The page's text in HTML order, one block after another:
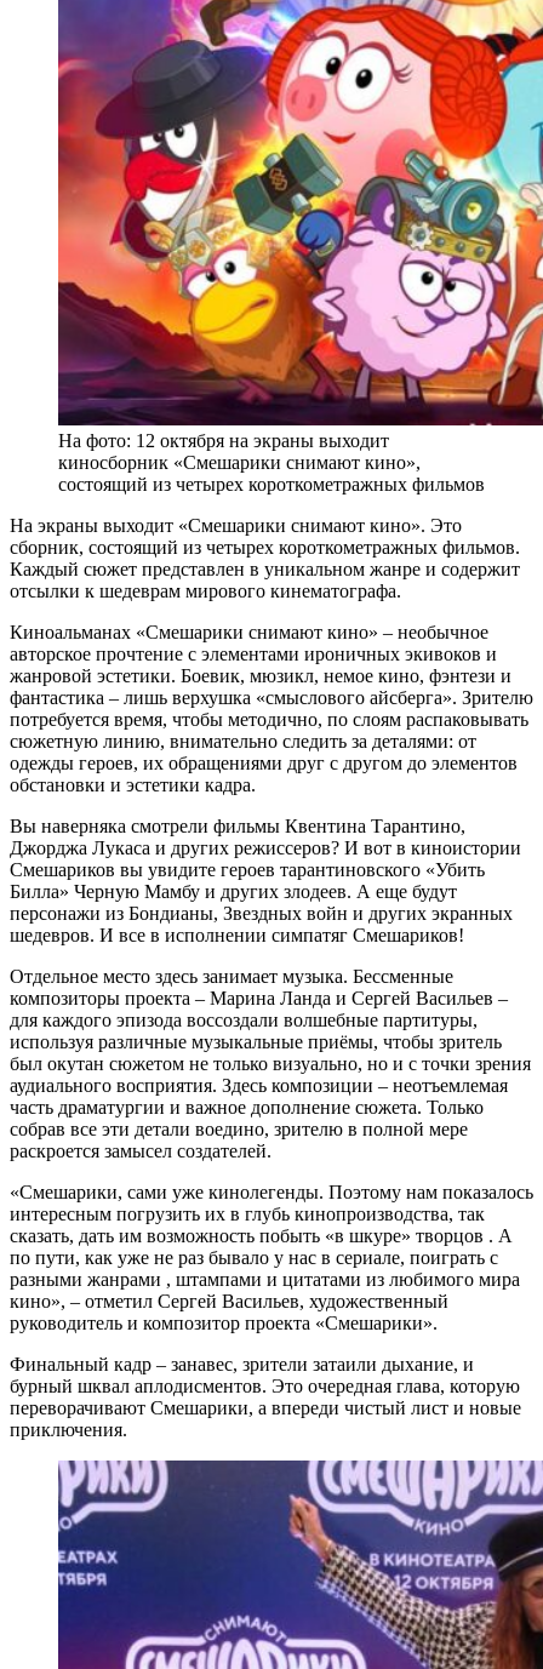
На фото: 12 октября на экраны выходит
киносборник «Смешарики снимают кино»,
состоящий из четырех короткометражных фильмов
На экраны выходит «Смешарики снимают кино». Это
сборник, состоящий из четырех короткометражных фильмов.
Каждый сюжет представлен в уникальном жанре и содержит
отсылки к шедеврам мирового кинематографа.
Киноальманах «Смешарики снимают кино» – необычное
авторское прочтение с элементами ироничных экивоков и
жанровой эстетики. Боевик, мюзикл, немое кино, фэнтези и
фантастика – лишь верхушка «смыслового айсберга». Зрителю
потребуется время, чтобы методично, по слоям распаковывать
сюжетную линию, внимательно следить за деталями: от
одежды героев, их обращениями друг с другом до элементов
обстановки и эстетики кадра.
Вы наверняка смотрели фильмы Квентина Тарантино,
Джорджа Лукаса и других режиссеров? И вот в киноистории
Смешариков вы увидите героев тарантиновского «Убить
Билла» Черную Мамбу и других злодеев. А еще будут
персонажи из Бондианы, Звездных войн и других экранных
шедевров. И все в исполнении симпатяг Смешариков!
Отдельное место здесь занимает музыка. Бессменные
композиторы проекта – Марина Ланда и Сергей Васильев –
для каждого эпизода воссоздали волшебные партитуры,
используя различные музыкальные приёмы, чтобы зритель
был окутан сюжетом не только визуально, но и с точки зрения
аудиального восприятия. Здесь композиции – неотъемлемая
часть драматургии и важное дополнение сюжета. Только
собрав все эти детали воедино, зрителю в полной мере
раскроется замысел создателей.
«Смешарики, сами уже кинолегенды. Поэтому нам показалось
интересным погрузить их в глубь кинопроизводства, так
сказать, дать им возможность побыть «в шкуре» творцов . А
по пути, как уже не раз бывало у нас в сериале, поиграть с
разными жанрами , штампами и цитатами из любимого мира
кино», – отметил Сергей Васильев, художественный
руководитель и композитор проекта «Смешарики».
Финальный кадр – занавес, зрители затаили дыхание, и
бурный шквал аплодисментов. Это очередная глава, которую
переворачивают Смешарики, а впереди чистый лист и новые
приключения.